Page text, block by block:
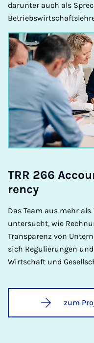
darunter auch als
TRR 266
ren­cy
Das Team aus mehr
untersucht, wie
Transparenz von
sich Regulierungen
Wirtschaft und
zum